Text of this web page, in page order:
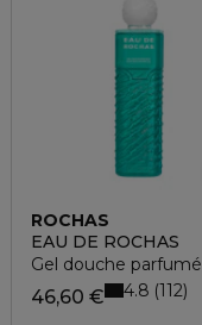
ROCHAS
EAU DE ROCHAS
Gel douche parfumé
46,60 € 4.8 112